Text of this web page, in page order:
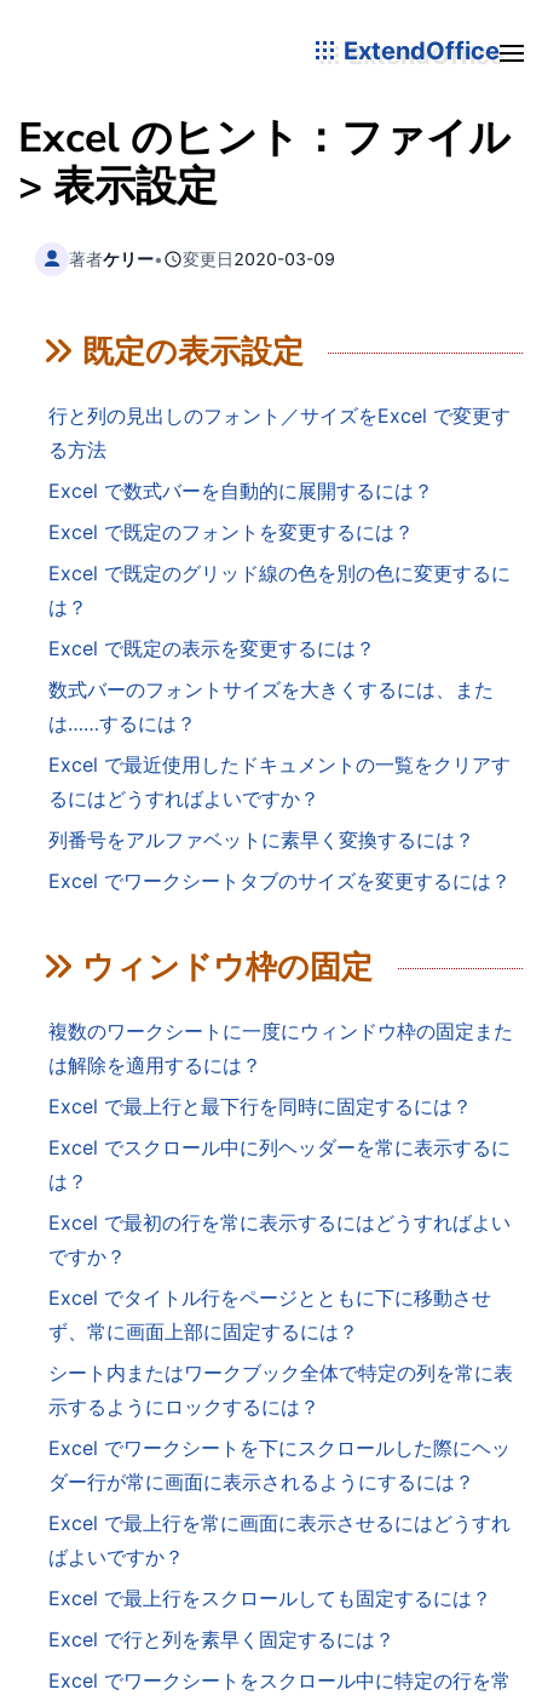
ExtendOffice
Excel のヒント：ファイル
> 表示設定
著者ケリー• 変更日2020-03-09
既定の表示設定
行と列の見出しのフォント／サイズをExcel で変更す
る方法
Excel で数式バーを自動的に展開するには？
Excel で既定のフォントを変更するには？
Excel で既定のグリッド線の色を別の色に変更するに
は？
Excel で既定の表示を変更するには？
数式バーのフォントサイズを大きくするには、また
は……するには？
Excel で最近使用したドキュメントの一覧をクリアす
るにはどうすればよいですか？
列番号をアルファベットに素早く変換するには？
Excel でワークシートタブのサイズを変更するには？
ウィンドウ枠の固定
複数のワークシートに一度にウィンドウ枠の固定また
は解除を適用するには？
Excel で最上行と最下行を同時に固定するには？
Excel でスクロール中に列ヘッダーを常に表示するに
は？
Excel で最初の行を常に表示するにはどうすればよい
ですか？
Excel でタイトル行をページとともに下に移動させ
ず、常に画面上部に固定するには？
シート内またはワークブック全体で特定の列を常に表
示するようにロックするには？
Excel でワークシートを下にスクロールした際にヘッ
ダー行が常に画面に表示されるようにするには？
Excel で最上行を常に画面に表示させるにはどうすれ
ばよいですか？
Excel で最上行をスクロールしても固定するには？
Excel で行と列を素早く固定するには？
Excel でワークシートをスクロール中に特定の行を常